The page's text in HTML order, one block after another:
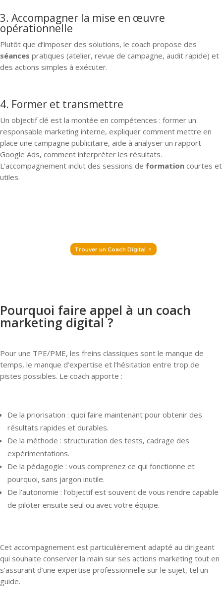
3. Accompagner la mise en œuvre
opérationnelle
Plutôt que d’imposer des solutions, le coach propose des
séances pratiques (atelier, revue de campagne, audit rapide) et
des actions simples à exécuter.
4. Former et transmettre
Un objectif clé est la montée en compétences : former un
responsable marketing interne, expliquer comment mettre en
place une campagne publicitaire, aide à analyser un rapport
Google Ads, comment interpréter les résultats.
L’accompagnement inclut des sessions de formation courtes et
utiles.
Trouver un Coach Digital
Pourquoi faire appel à un coach
marketing digital ?
Pour une TPE/PME, les freins classiques sont le manque de
temps, le manque d’expertise et l’hésitation entre trop de
pistes possibles. Le coach apporte :
De la priorisation : quoi faire maintenant pour obtenir des
résultats rapides et durables.
De la méthode : structuration des tests, cadrage des
expérimentations.
De la pédagogie : vous comprenez ce qui fonctionne et
pourquoi, sans jargon inutile.
De l’autonomie : l’objectif est souvent de vous rendre capable
de piloter ensuite seul ou avec votre équipe.
Cet accompagnement est particulièrement adapté au dirigeant
qui souhaite conserver la main sur ses actions marketing tout en
s’assurant d’une expertise professionnelle sur le sujet, tel un
guide.